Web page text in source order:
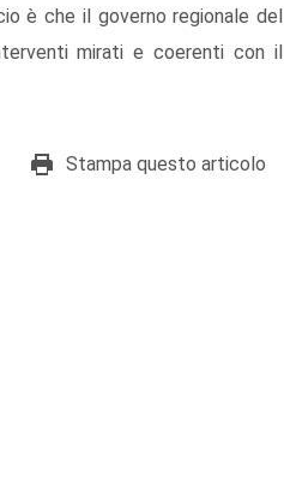
è che il governo regionale del
mirati e coerenti con il
Stampa questo articolo